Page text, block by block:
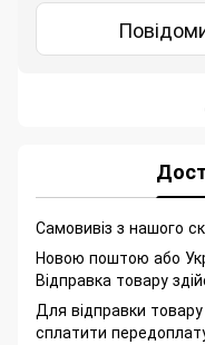
Самовивіз з нашого
Новою поштою або
Відправка товару
Для відправки
сплатити